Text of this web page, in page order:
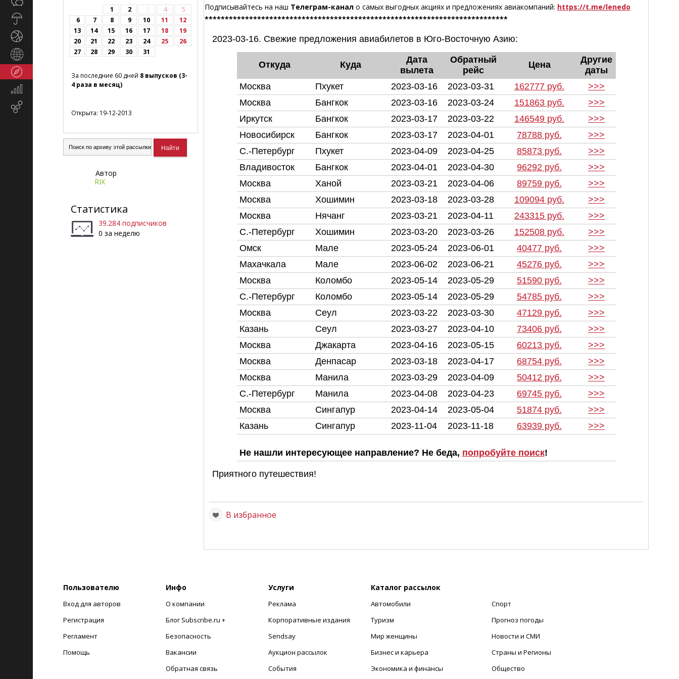
Экономика
маркетинг
1 2 3 4
5
6
7 8 9 10 11
12
13
14 15 16 17 18
19
20
21 22 23 24 25
26
27
28 29 30 31
За последние 60 дней 8 выпусков (3-
4 раза в месяц)
Открыта: 19-12-2013
Автор
RIX
Статистика
39.284 подписчиков
0 за неделю
Подписывайтесь на наш Телеграм-канало самых выгодных акциях и предложениях авиакомпаний: https://t.me/lenedo
***************************************************************************
2023-03-16. Свежие предложения авиабилетов в Юго-Восточную Азию:
Откуда Куда
Дата
вылета
Обратный
рейс
Цена
Другие
даты
Москва
Пхукет 2023-03-16 2023-03-31 162777 руб.
>>>
Москва
Бангкок 2023-03-16 2023-03-24 151863 руб.
>>>
Иркутск
Бангкок 2023-03-17 2023-03-22 146549 руб.
>>>
Новосибирск
Бангкок 2023-03-17 2023-04-01 78788 руб.
>>>
С.-Петербург
Пхукет 2023-04-09 2023-04-25 85873 руб.
>>>
Владивосток
Бангкок 2023-04-01 2023-04-30 96292 руб.
>>>
Москва
Ханой 2023-03-21 2023-04-06 89759 руб.
>>>
Москва
Хошимин 2023-03-18 2023-03-28 109094 руб.
>>>
Москва
Нячанг 2023-03-21 2023-04-11 243315 руб.
>>>
С.-Петербург
Хошимин 2023-03-20 2023-03-26 152508 руб.
>>>
Омск
Мале 2023-05-24 2023-06-01 40477 руб.
>>>
Махачкала
Мале 2023-06-02 2023-06-21 45276 руб.
>>>
Москва
Коломбо 2023-05-14 2023-05-29 51590 руб.
>>>
С.-Петербург
Коломбо 2023-05-14 2023-05-29 54785 руб.
>>>
Москва
Сеул 2023-03-22 2023-03-30 47129 руб.
>>>
Казань
Сеул 2023-03-27 2023-04-10 73406 руб.
>>>
Москва
Джакарта 2023-04-16 2023-05-15 60213 руб.
>>>
Москва
Денпасар 2023-03-18 2023-04-17 68754 руб.
>>>
Москва
Манила 2023-03-29 2023-04-09 50412 руб.
>>>
С.-Петербург
Манила 2023-04-08 2023-04-23 69745 руб.
>>>
Москва
Сингапур 2023-04-14 2023-05-04 51874 руб.
>>>
Казань
Сингапур 2023-11-04 2023-11-18 63939 руб. >>>
Не нашли интересующее направление? Не беда, попробуйте поиск!
Приятного путешествия!
В избранное
Пользователю
Вход для авторов
Регистрация
Регламент
Помощь
Инфо
О компании
Блог Subscribe.ru +
Безопасность
Вакансии
Обратная связь
Услуги
Реклама
Корпоративные издания
Sendsay
Аукцион рассылок
События
Каталог рассылок
Автомобили
Туризм
Мир женщины
Бизнес и карьера
Экономика и финансы
Спорт
Прогноз погоды
Новости и СМИ
Страны и Регионы
Общество